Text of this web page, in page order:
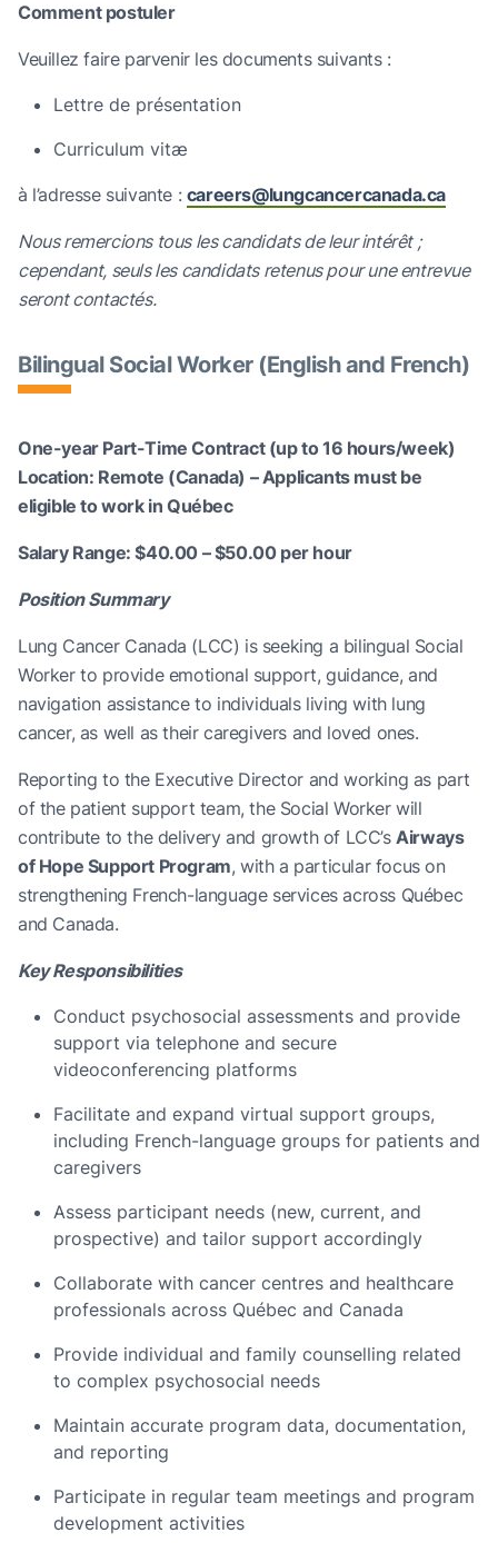
Comment postuler
Veuillez faire parvenir les documents suivants :
Lettre de présentation
Curriculum vitæ
à l’adresse suivante : careers@lungcancercanada.ca
Nous remercions tous les candidats de leur intérêt ;
cependant, seuls les candidats retenus pour une entrevue
seront contactés.
Bilingual Social Worker (English and French)
One-year Part-Time Contract (up to 16 hours/week)
Location: Remote (Canada) – Applicants must be
eligible to work in Québec
Salary Range: $40.00 – $50.00 per hour
Position Summary
Lung Cancer Canada (LCC) is seeking a bilingual Social
Worker to provide emotional support, guidance, and
navigation assistance to individuals living with lung
cancer, as well as their caregivers and loved ones.
Reporting to the Executive Director and working as part
of the patient support team, the Social Worker will
contribute to the delivery and growth of LCC’sAirways
of Hope Support Program, with a particular focus on
strengthening French-language services across Québec
and Canada.
Key Responsibilities
Conduct psychosocial assessments and provide
support via telephone and secure
videoconferencing platforms
Facilitate and expand virtual support groups,
including French-language groups for patients and
caregivers
Assess participant needs (new, current, and
prospective) and tailor support accordingly
Collaborate with cancer centres and healthcare
professionals across Québec and Canada
Provide individual and family counselling related
to complex psychosocial needs
Maintain accurate program data, documentation,
and reporting
Participate in regular team meetings and program
development activities